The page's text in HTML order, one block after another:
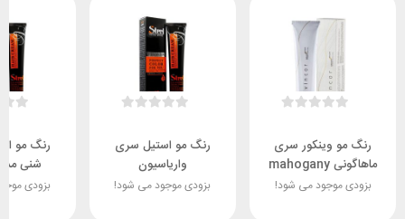
رنگ مو وینکور سری
ماهاگونی mahogany
بزودی موجود می شود!
رنگ مو استیل سری
واریاسیون
بزودی موجود می شود!
رنگ مو
شنی
بزودی